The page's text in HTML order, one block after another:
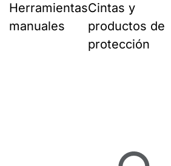
Herramientas
manuales
Cintas y
productos de
protección